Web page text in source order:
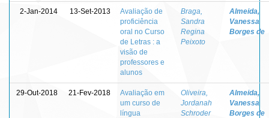
2-Jan-2014 13-Set-2013
Avaliação de
proficiência
oral no Curso
de Letras : a
visão de
professores e
alunos
Braga,
Sandra
Regina
Peixoto
Almeida,
Vanessa
Borges de
29-Out-2018 21-Fev-2018
Avaliação em
um curso de
língua
Oliveira,
Jordanah
Schroder
Almeida,
Vanessa
Borges de